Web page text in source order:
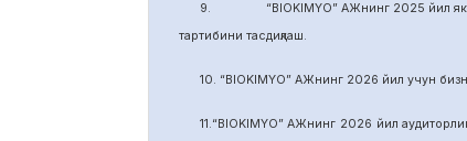
9. “BIOKIMYO” АЖнинг 2025 йил якуни
тартибини тасдиқлаш.
10. “BIOKIMYO” АЖнинг 2026 йил учун
11.“BIOKIMYO” АЖнинг 2026 йил